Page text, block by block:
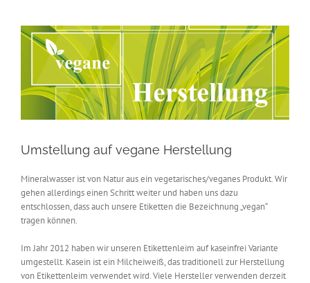
Zeige
grösseres
Umstellung auf vegane Herstellung
Mineralwasser ist von Natur aus ein vegetarisches/veganes Produkt. Wir
gehen allerdings einen Schritt weiter und haben uns dazu
entschlossen, dass auch unsere Etiketten die Bezeichnung „vegan“
tragen können.
Im Jahr 2012 haben wir unseren Etikettenleim auf kaseinfrei Variante
umgestellt. Kasein ist ein Milcheiweiß, das traditionell zur Herstellung
von Etikettenleim verwendet wird. Viele Hersteller verwenden derzeit